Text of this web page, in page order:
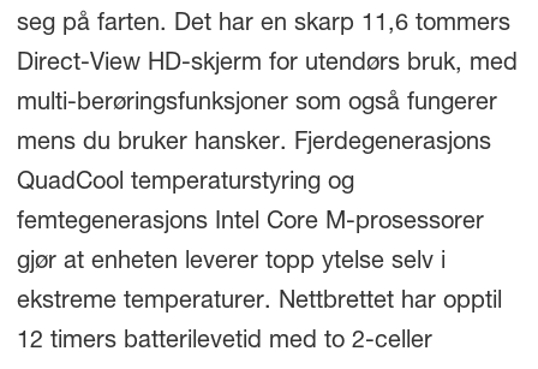
seg på farten. Det har en skarp 11,6 tommers
Direct-View HD-skjerm for utendørs bruk, med
multi-berøringsfunksjoner som også fungerer
mens du bruker hansker. Fjerdegenerasjons
QuadCool temperaturstyring og
femtegenerasjons Intel Core M-prosessorer
gjør at enheten leverer topp ytelse selv i
ekstreme temperaturer. Nettbrettet har opptil
12 timers batterilevetid med to 2-celler